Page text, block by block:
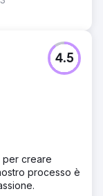
4.5
per creare
processo è